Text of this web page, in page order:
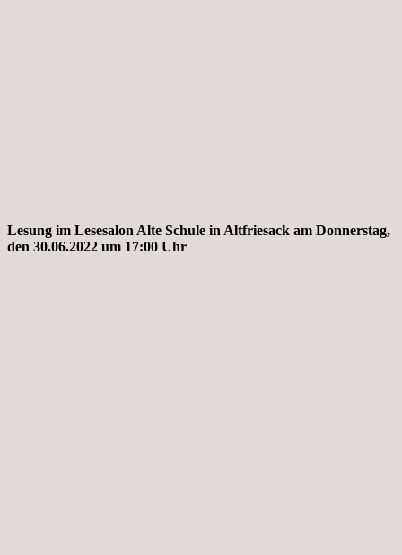
Lesung im Lesesalon Alte Schule in Altfriesack am Donnerstag,
den 30.06.2022 um 17:00 Uhr